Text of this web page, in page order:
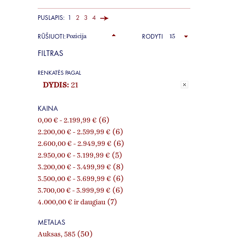
PUSLAPIS: 1 2 3 4
RŪŠIUOTI: RODYTI
FILTRAS
RENKATĖS PAGAL
DYDIS: 21
KAINA
0,00 € - 2.199,99 € (6)
2.200,00 € - 2.599,99 € (6)
2.600,00 € - 2.949,99 € (6)
2.950,00 € - 3.199,99 € (5)
3.200,00 € - 3.499,99 € (8)
3.500,00 € - 3.699,99 € (6)
3.700,00 € - 3.999,99 € (6)
4.000,00 € ir daugiau (7)
METALAS
Auksas, 585 (50)